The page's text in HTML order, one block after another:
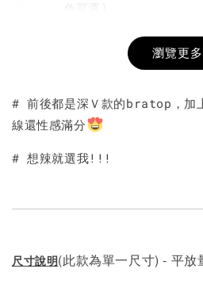
+NT$ 190
瀏覽更多
# 前後都是深Ｖ款的bratop，加
線還性感滿分
# 想辣就選我!!!
尺寸說明(此款為單一尺寸) - 平放